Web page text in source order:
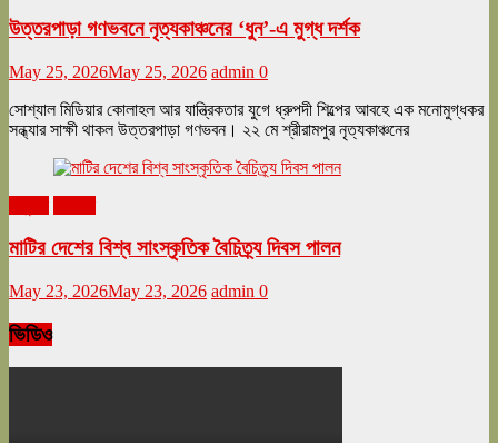
উত্তরপাড়া গণভবনে নৃত্যকাঞ্চনের ‘ধুন’-এ মুগ্ধ দর্শক
May 25, 2026May 25, 2026 admin 0
সোশ্যাল মিডিয়ার কোলাহল আর যান্ত্রিকতার যুগে ধ্রুপদী শিল্পের আবহে এক মনোমুগ্ধকর
সন্ধ্যার সাক্ষী থাকল উত্তরপাড়া গণভবন। ২২ মে শ্রীরামপুর নৃত্যকাঞ্চনের
মাটির দেশের বিশ্ব সাংস্কৃতিক বৈচিত্র্য দিবস পালন
May 23, 2026May 23, 2026 admin 0
ভিডিও